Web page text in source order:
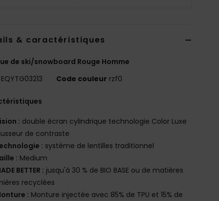
& caractéristiques
de ski/snowboard Rouge Homme
EQYTG03213 Code couleur rzf0
: double écran cylindrique technologie Color Luxe
de contraste
: système de lentilles traditionnel
: Medium
BETTER : jusqu'à 30 % de BIO BASE ou de matières
recyclées
: Monture injectée avec 85% de TPU et 15% de